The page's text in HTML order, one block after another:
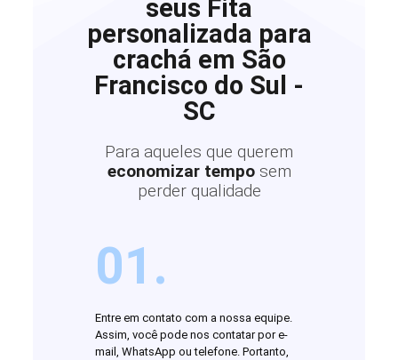
seus Fita
personalizada para
crachá em São
Francisco do Sul -
SC
Para aqueles que querem
economizar tempo sem
perder qualidade
01.
Entre em contato com a nossa equipe.
Assim, você pode nos contatar por e-
mail, WhatsApp ou telefone. Portanto,